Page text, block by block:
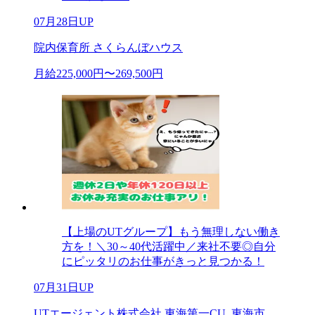
07月28日UP
院内保育所 さくらんぼハウス
月給225,000円〜269,500円
【上場のUTグループ】もう無理しない働き
方を！＼30～40代活躍中／来社不要◎自分
にピッタリのお仕事がきっと見つかる！
07月31日UP